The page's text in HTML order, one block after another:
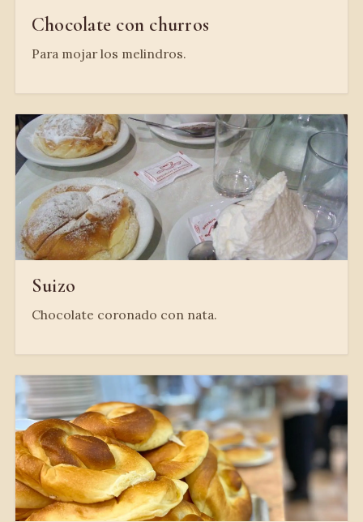
Chocolate con churros
Para mojar los melindros.
Suizo
Chocolate coronado con nata.